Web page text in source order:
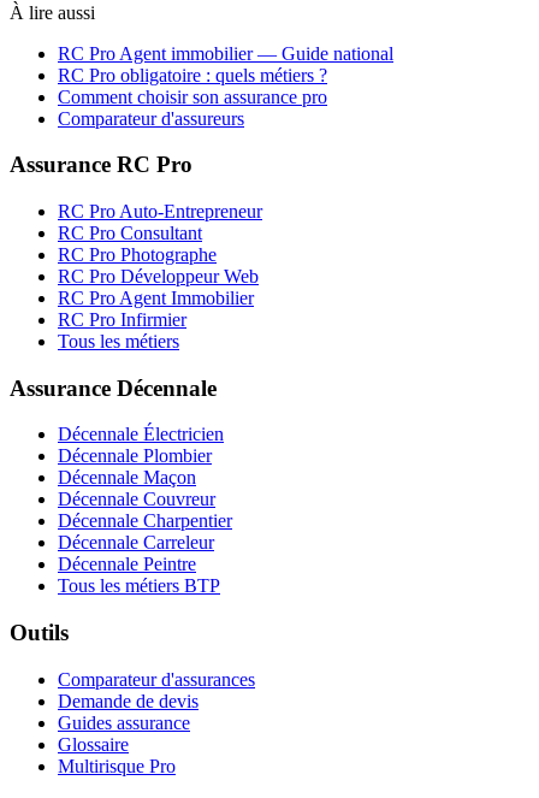
À lire aussi
RC Pro Agent immobilier— Guide national
RC Pro obligatoire : quels métiers ?
Comment choisir son assurance pro
Comparateur d'assureurs
Assurance RC Pro
RC Pro Auto-Entrepreneur
RC Pro Consultant
RC Pro Photographe
RC Pro Développeur Web
RC Pro Agent Immobilier
RC Pro Infirmier
Tous les métiers
Assurance Décennale
Décennale Électricien
Décennale Plombier
Décennale Maçon
Décennale Couvreur
Décennale Charpentier
Décennale Carreleur
Décennale Peintre
Tous les métiers BTP
Outils
Comparateur d'assurances
Demande de devis
Guides assurance
Glossaire
Multirisque Pro